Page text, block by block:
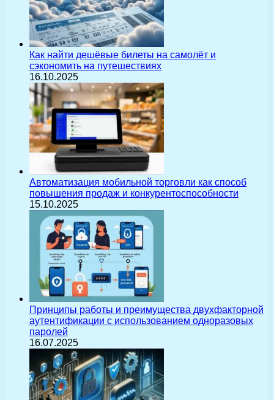
Как найти дешёвые билеты на самолёт и
сэкономить на путешествиях
16.10.2025
Автоматизация мобильной торговли как способ
повышения продаж и конкурентоспособности
15.10.2025
Принципы работы и преимущества двухфакторной
аутентификации с использованием одноразовых
паролей
16.07.2025